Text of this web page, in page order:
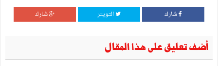
شارك التويتر شارك
أضف تعليق على هذا المقال